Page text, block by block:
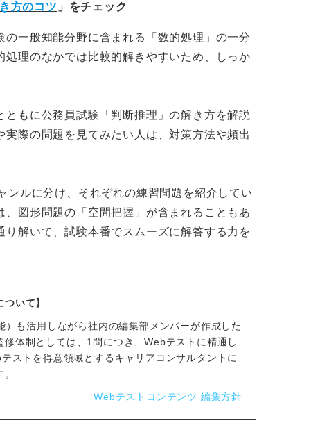
方のコツ 」をチェック
一般知能分野に含まれる「数的処理」の一分
理のなかでは比較的解きやすいため、しっか
もに公務員試験「判断推理」の解き方を解説
際の問題を見てみたい人は、対策方法や頻出
ンルに分け、それぞれの練習問題を紹介してい
図形問題の「空間把握」が含まれることもあ
解いて、試験本番でスムーズに解答する力を
いて】
も活用しながら社内の編集部メンバーが作成した
体制としては、1問につき、Webテストに精通し
ストを得意領域とするキャリアコンサルタントに
Webテストコンテンツ 編集方針